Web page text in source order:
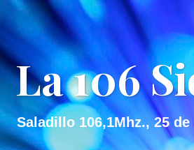
La 106
Saladillo 106,1Mhz., 25